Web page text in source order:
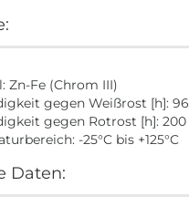
Zn-Fe (Chrom III)
gegen Weißrost [h]: 96
gegen Rotrost [h]: 200
-25°C bis +125°C
Daten: